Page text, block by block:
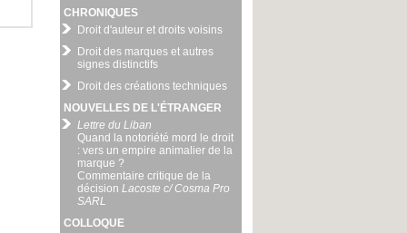
CHRONIQUES
Droit d'auteur et droits voisins
Droit des marques et autres
signes distinctifs
Droit des créations techniques
NOUVELLES DE L'ÉTRANGER
Lettre du Liban
Quand la notoriété mord le droit
: vers un empire animalier de la
marque ?
Commentaire critique de la
décision Lacoste c/ Cosma Pro
SARL
COLLOQUE